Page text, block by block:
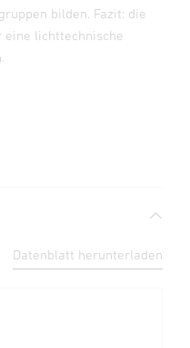
bilden. Fazit: die
eine lichttechnische
Datenblatt herunterladen